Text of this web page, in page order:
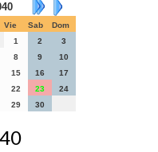
Vie Sab
Dom
1
2
3
8 9
10
15 16
17
22 23
24
29 30